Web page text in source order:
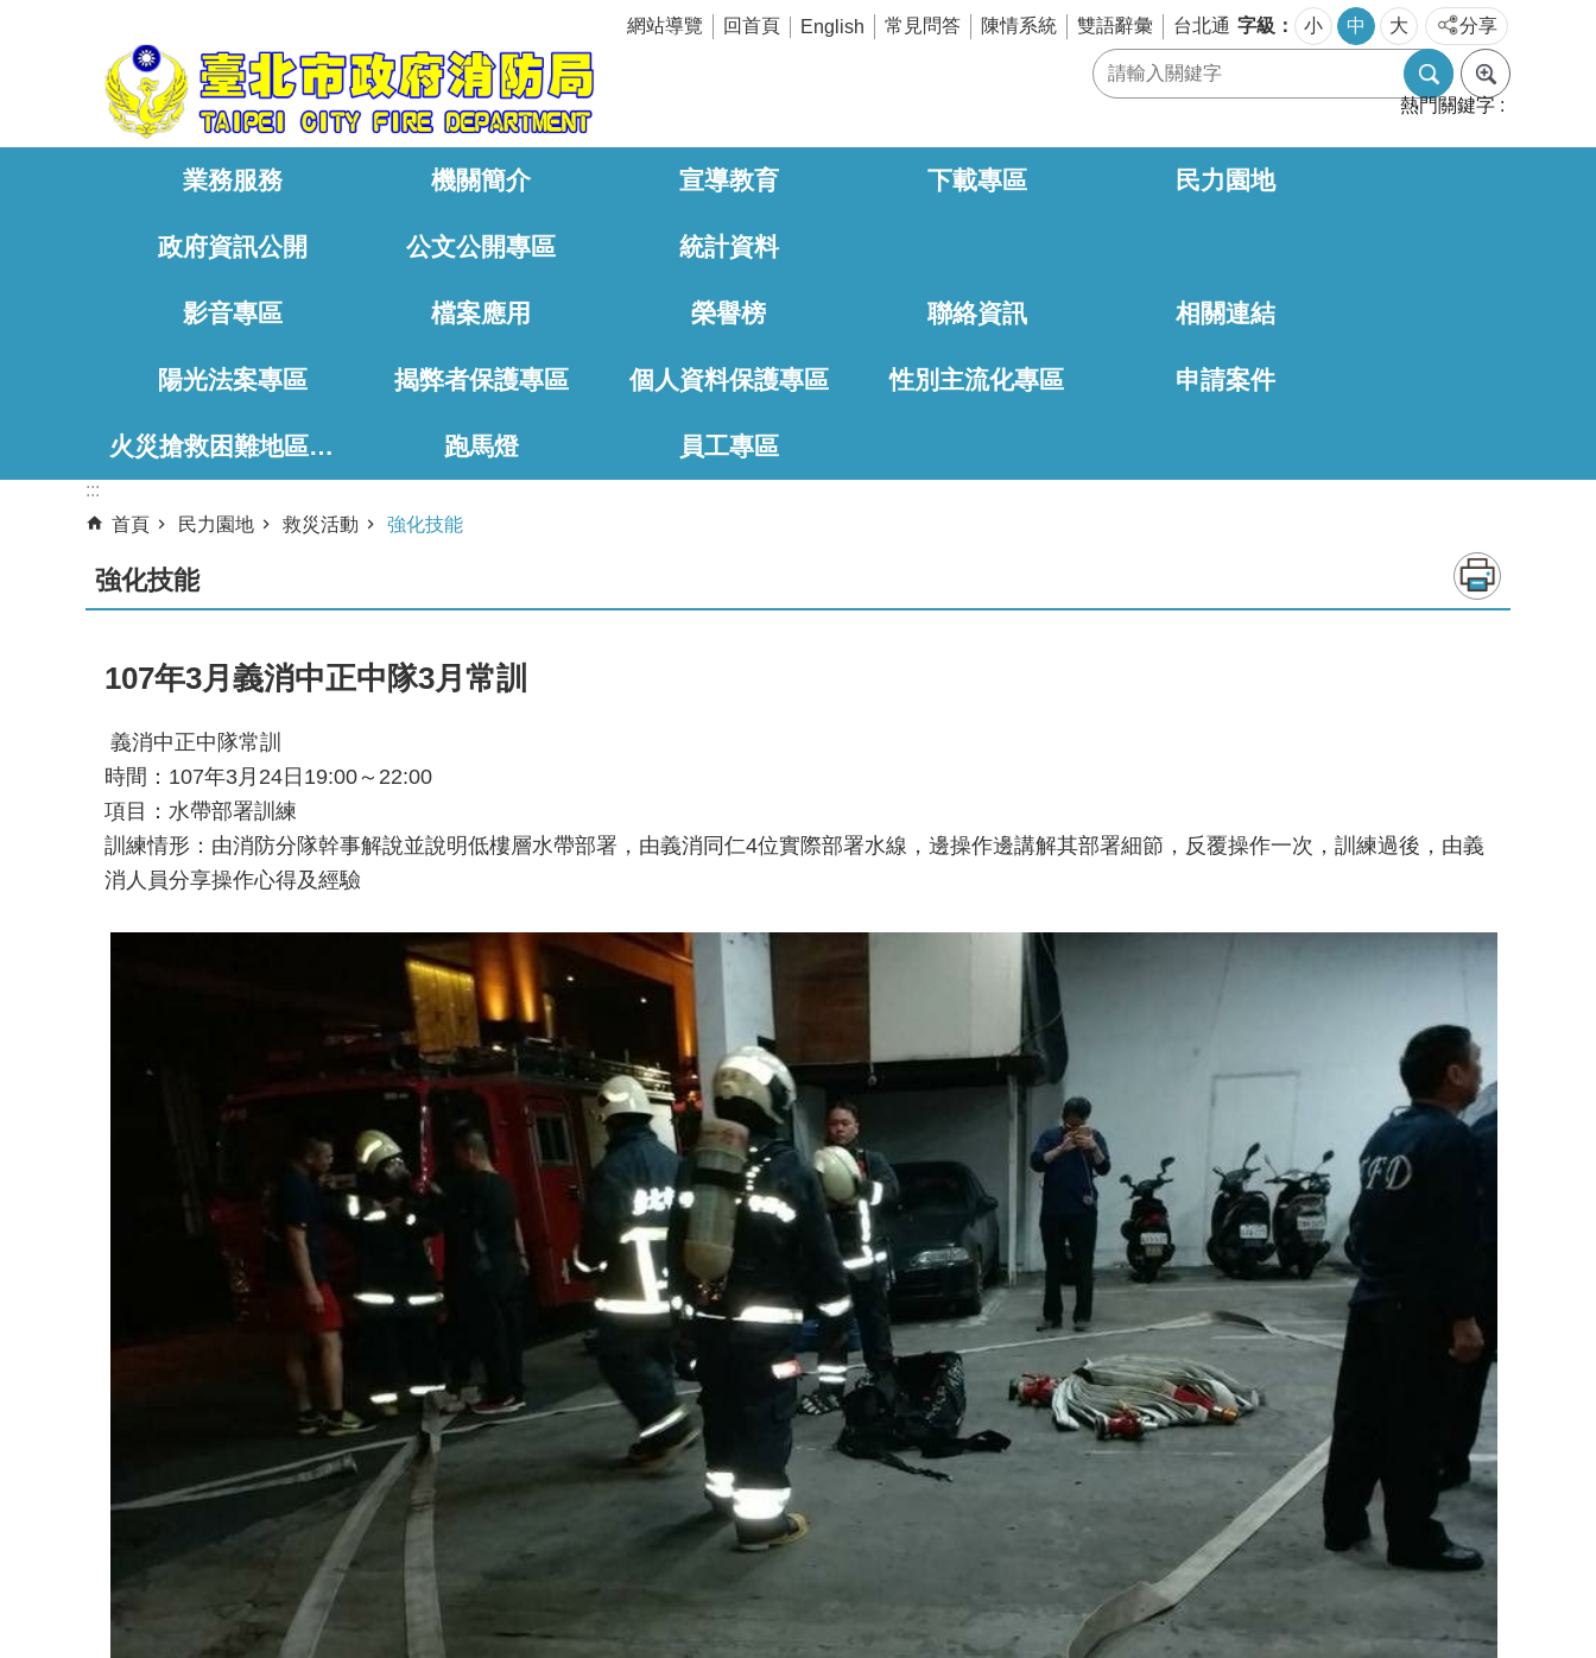
網站導覽 回首頁 English 常見問答 陳情系統 雙語辭彙 台北通 字級 小 中 大 分享
熱門關鍵字
業務服務 機關簡介 宣導教育 下載專區 民力園地
政府資訊公開 公文公開專區 統計資料
影音專區 檔案應用 榮譽榜 聯絡資訊 相關連結
陽光法案專區 揭弊者保護專區 個人資料保護專區 性別主流化專區 申請案件
火災搶救困難地區、消防通道相關資料 跑馬燈 員工專區
:::
首頁
民力園地 救災活動 強化技能
強化技能
107年3月義消中正中隊3月常訓
義消中正中隊常訓
時間：107年3月24日19:00～22:00
項目：水帶部署訓練
訓練情形：由消防分隊幹事解說並說明低樓層水帶部署，由義消同仁4位實際部署水線，邊操作邊講解其部署細節，反覆操作一次，訓練過後，由義
消人員分享操作心得及經驗